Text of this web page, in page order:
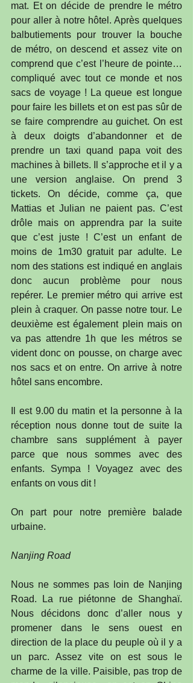
mat. Et on décide de prendre le métro
pour aller à notre hôtel. Après quelques
balbutiements pour trouver la bouche
de métro, on descend et assez vite on
comprend que c’est l’heure de pointe…
compliqué avec tout ce monde et nos
sacs de voyage ! La queue est longue
pour faire les billets et on est pas sûr de
se faire comprendre au guichet. On est
à deux doigts d’abandonner et de
prendre un taxi quand papa voit des
machines à billets. Il s’approche et il y a
une version anglaise. On prend 3
tickets. On décide, comme ça, que
Mattias et Julian ne paient pas. C’est
drôle mais on apprendra par la suite
que c’est juste ! C’est un enfant de
moins de 1m30 gratuit par adulte. Le
nom des stations est indiqué en anglais
donc aucun problème pour nous
repérer. Le premier métro qui arrive est
plein à craquer. On passe notre tour. Le
deuxième est également plein mais on
va pas attendre 1h que les métros se
vident donc on pousse, on charge avec
nos sacs et on entre. On arrive à notre
hôtel sans encombre.
Il est 9.00 du matin et la personne à la
réception nous donne tout de suite la
chambre sans supplément à payer
parce que nous sommes avec des
enfants. Sympa ! Voyagez avec des
enfants on vous dit !
On part pour notre première balade
urbaine.
Nanjing Road
Nous ne sommes pas loin de Nanjing
Road. La rue piétonne de Shanghaï.
Nous décidons donc d’aller nous y
promener dans le sens ouest en
direction de la place du peuple où il y a
un parc. Assez vite on est sous le
charme de la ville. Paisible, pas trop de